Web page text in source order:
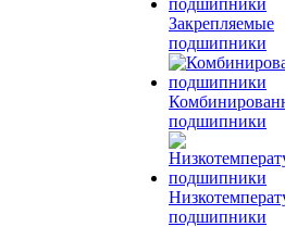
Закрепляемые
подшипники
подшипники
подшипники